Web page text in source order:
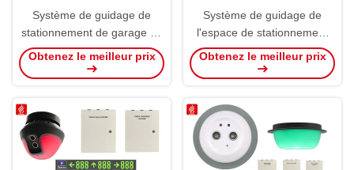
Système de guidage de
stationnement de garage de
400 W
Obtenez le meilleur prix
Système de guidage de
l'espace de stationnement
extérieur Solution Système
de guidage du parking
Obtenez le meilleur prix